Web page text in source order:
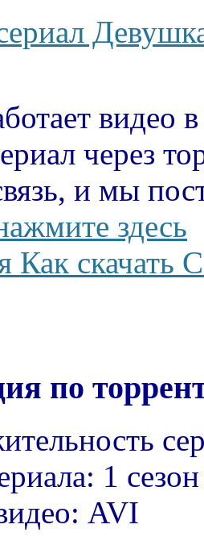
видео
через
и мы
здесь
Как скачать
по
1
AVI